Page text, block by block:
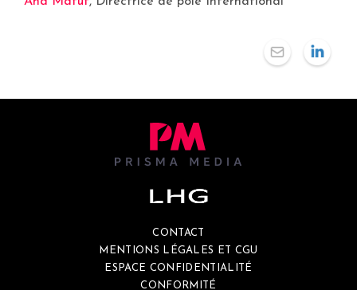
CONTACT
MENTIONS LÉGALES ET CGU
ESPACE CONFIDENTIALITÉ
CONFORMITÉ